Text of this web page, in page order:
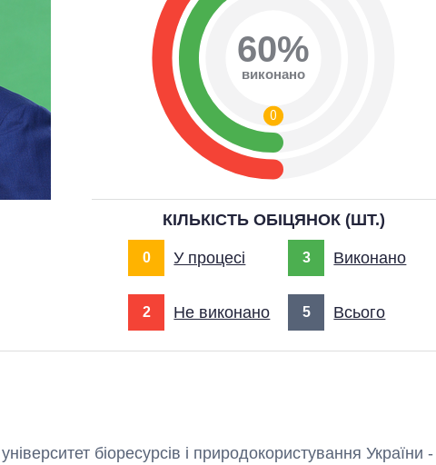
біоресурсів і природокористування України -
0
60%
виконано
КІЛЬКІСТЬ ОБІЦЯНОК (ШТ.)
0 У процесі 3 Виконано
2 Не виконано 5 Всього